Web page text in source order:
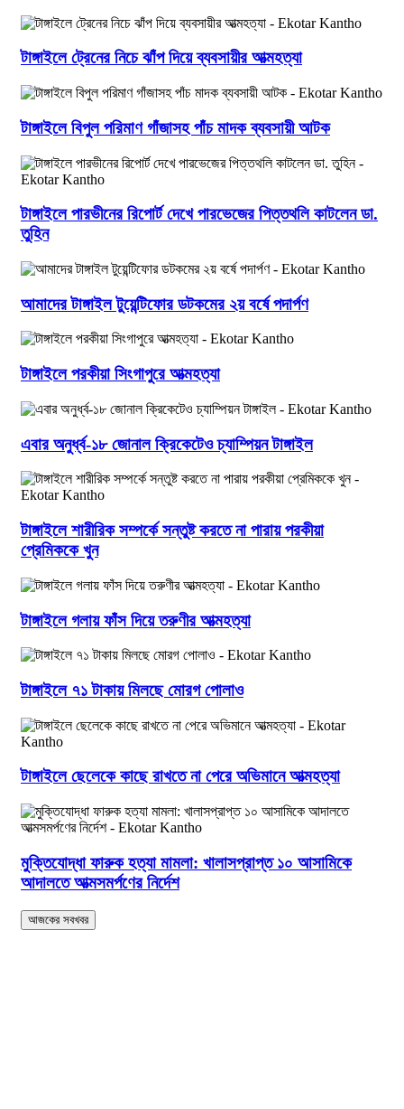
টাঙ্গাইলে ট্রেনের নিচে ঝাঁপ দিয়ে ব্যবসায়ীর আত্মহত্যা
টাঙ্গাইলে বিপুল পরিমাণ গাঁজাসহ পাঁচ মাদক ব্যবসায়ী আটক
টাঙ্গাইলে পারভীনের রিপোর্ট দেখে পারভেজের পিত্তথলি কাটলেন ডা.
তুহিন
আমাদের টাঙ্গাইল টুয়েন্টিফোর ডটকমের ২য় বর্ষে পদার্পণ
টাঙ্গাইলে পরকীয়া সিংগাপুরে আত্মহত্যা
এবার অনুর্ধ্ব-১৮ জোনাল ক্রিকেটেও চ্যাম্পিয়ন টাঙ্গাইল
টাঙ্গাইলে শারীরিক সম্পর্কে সন্তুষ্ট করতে না পারায় পরকীয়া
প্রেমিককে খুন
টাঙ্গাইলে গলায় ফাঁস দিয়ে তরুণীর আত্মহত্যা
টাঙ্গাইলে ৭১ টাকায় মিলছে মোরগ পোলাও
টাঙ্গাইলে ছেলেকে কাছে রাখতে না পেরে অভিমানে আত্মহত্যা
মুক্তিযোদ্ধা ফারুক হত্যা মামলা: খালাসপ্রাপ্ত ১০ আসামিকে
আদালতে আত্মসমর্পণের নির্দেশ